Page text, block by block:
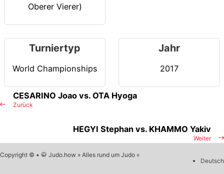
Oberer Vierer)
Turniertyp
World Championships
Jahr
2017
Zurück
CESARINO Joao vs. OTA Hyoga
Weiter
HEGYI Stephan vs. KHAMMO Yakiv
Copyright © • 🥋 Judo.how » Alles rund um Judo «
Deutsch